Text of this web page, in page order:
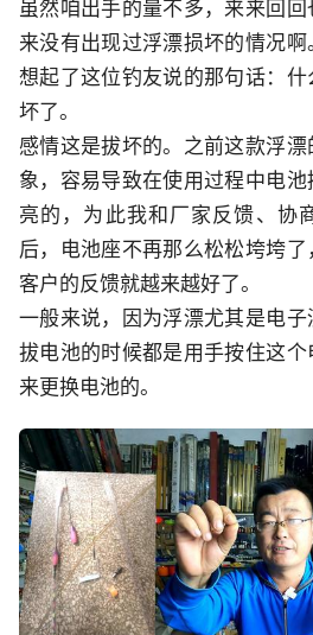
虽然咱出手的量不多，来来回
来没有出现过浮漂损坏的情况
想起了这位钓友说的那句话：
坏了。
感情这是拔坏的。之前这款浮
象，容易导致在使用过程中电
亮的，为此我和厂家反馈、协
后，电池座不再那么松松垮垮了
客户的反馈就越来越好了。
一般来说，因为浮漂尤其是电
拔电池的时候都是用手按住这
来更换电池的。